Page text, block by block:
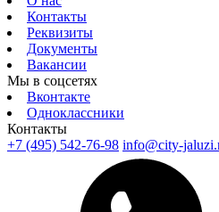
Контакты
Реквизиты
Документы
Вакансии
Мы в соцсетях
Вконтакте
Одноклассники
Контакты
+7 (495) 542-76-98 info@city-